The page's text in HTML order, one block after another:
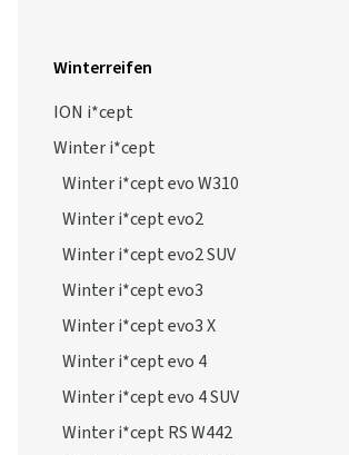
Winterreifen
ION i*cept
Winter i*cept
Winter i*cept evo W310
Winter i*cept evo2
Winter i*cept evo2 SUV
Winter i*cept evo3
Winter i*cept evo3 X
Winter i*cept evo 4
Winter i*cept evo 4 SUV
Winter i*cept RS W442